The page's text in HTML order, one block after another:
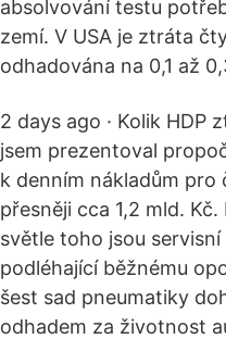
absolvování testu
zemí. V USA je ztráta
odhadována na 0,1 až
2 days ago · Kolik HDP
jsem prezentoval
k denním nákladům pro
přesněji cca 1,2 mld.
světle toho jsou
podléhající běžnému
šest sad pneumatiky
odhadem za životnost